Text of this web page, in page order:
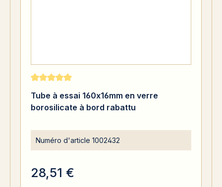
Note moyenne de 5 sur 5 étoiles
Tube à essai 160x16mm en verre
borosilicate à bord rabattu
Numéro d'article 1002432
28,51 €